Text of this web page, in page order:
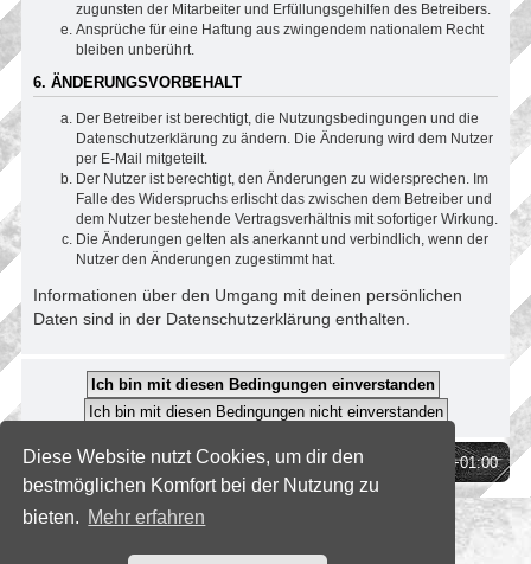
Diese Website nutzt Cookies, um dir den
bestmöglichen Komfort bei der Nutzung zu
bieten. Mehr erfahren
zugunsten der Mitarbeiter und Erfüllungsgehilfen des Betreibers.
Ansprüche für eine Haftung aus zwingendem nationalem Recht
bleiben unberührt.
6. ÄNDERUNGSVORBEHALT
Der Betreiber ist berechtigt, die Nutzungsbedingungen und die
Datenschutzerklärung zu ändern. Die Änderung wird dem Nutzer
per E-Mail mitgeteilt.
Der Nutzer ist berechtigt, den Änderungen zu widersprechen. Im
Falle des Widerspruchs erlischt das zwischen dem Betreiber und
dem Nutzer bestehende Vertragsverhältnis mit sofortiger Wirkung.
Die Änderungen gelten als anerkannt und verbindlich, wenn der
Nutzer den Änderungen zugestimmt hat.
Informationen über den Umgang mit deinen persönlichen
Daten sind in der Datenschutzerklärung enthalten.
Foren-Übersicht Alle Zeiten sind UTC+01:00
*SE Gamer Style by